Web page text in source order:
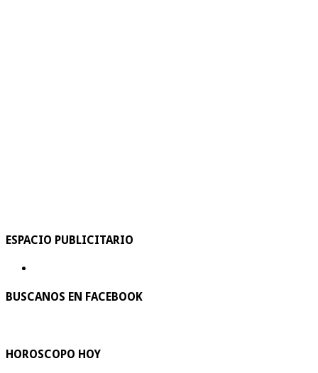
ESPACIO PUBLICITARIO
BUSCANOS EN FACEBOOK
HOROSCOPO HOY